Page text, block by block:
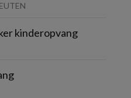
kinderopvang